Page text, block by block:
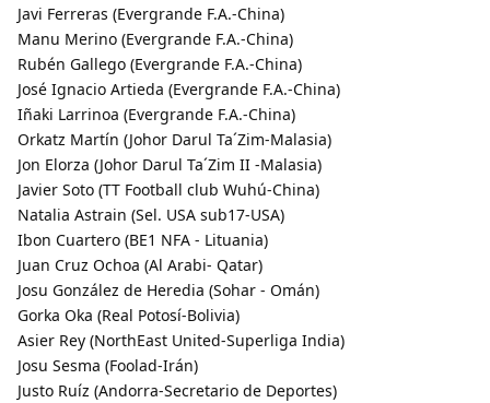
Javi Ferreras (Evergrande F.A.-China)
Manu Merino (Evergrande F.A.-China)
Rubén Gallego (Evergrande F.A.-China)
José Ignacio Artieda (Evergrande F.A.-China)
Iñaki Larrinoa (Evergrande F.A.-China)
Orkatz Martín (Johor Darul Ta´Zim-Malasia)
Jon Elorza (Johor Darul Ta´Zim II -Malasia)
Javier Soto (TT Football club Wuhú-China)
Natalia Astrain (Sel. USA sub17-USA)
Ibon Cuartero (BE1 NFA - Lituania)
Juan Cruz Ochoa (Al Arabi- Qatar)
Josu González de Heredia (Sohar - Omán)
Gorka Oka (Real Potosí-Bolivia)
Asier Rey (NorthEast United-Superliga India)
Josu Sesma (Foolad-Irán)
Justo Ruíz (Andorra-Secretario de Deportes)